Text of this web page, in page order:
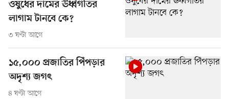
ওষুধের দামের ঊর্ধ্বগতির
লাগাম টানবে কে?
৩ ঘণ্টা আগে
১৫,০০০ প্রজাতির পিঁপড়ার
অদৃশ্য জগৎ
৪ ঘণ্টা আগে